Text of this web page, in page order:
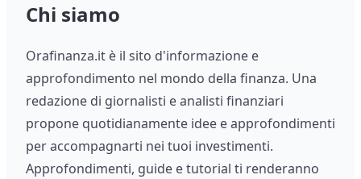
Chi siamo
Orafinanza.it è il sito d'informazione e
approfondimento nel mondo della finanza. Una
redazione di giornalisti e analisti finanziari
propone quotidianamente idee e approfondimenti
per accompagnarti nei tuoi investimenti.
Approfondimenti, guide e tutorial ti renderanno